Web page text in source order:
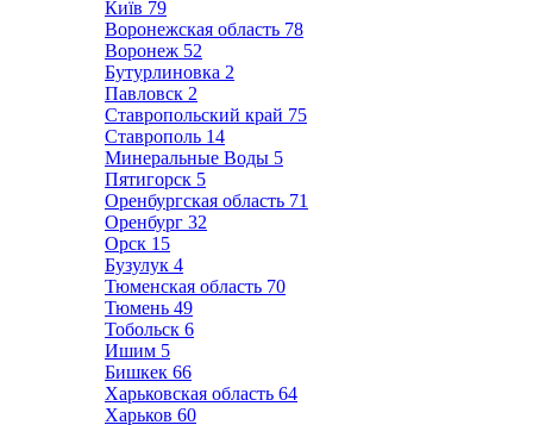
Київ 79
Воронежская область 78
Воронеж 52
Бутурлиновка 2
Павловск 2
Ставропольский край 75
Ставрополь 14
Минеральные Воды 5
Пятигорск 5
Оренбургская область 71
Оренбург 32
Орск 15
Бузулук 4
Тюменская область 70
Тюмень 49
Тобольск 6
Ишим 5
Бишкек 66
Харьковская область 64
Харьков 60